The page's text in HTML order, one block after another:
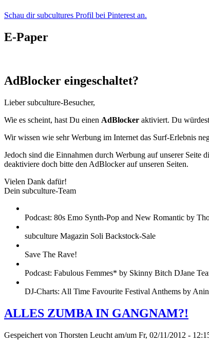
Schau dir subcultures Profil bei Pinterest an.
E-Paper
AdBlocker eingeschaltet?
Lieber subculture-Besucher,
Wie es scheint, hast Du einen AdBlocker aktiviert. Du
Wir wissen wie sehr Werbung im Internet das Surf-Erlebnis
Jedoch sind die Einnahmen durch Werbung auf unserer
deaktiviere doch bitte den AdBlocker auf unseren Seiten.
Vielen Dank dafür!
Dein subculture-Team
Podcast: 80s Emo Synth-Pop and New Romantic by
subculture Magazin Soli Backstock-Sale
Save The Rave!
Podcast: Fabulous Femmes* by Skinny Bitch DJane
DJ-Charts: All Time Favourite Festival Anthems by
ALLES ZUMBA IN GANGNAM?!
Gespeichert von Thorsten Leucht am/um Fr, 02/11/2012 -